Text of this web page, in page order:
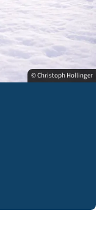
© Christoph Hollinger